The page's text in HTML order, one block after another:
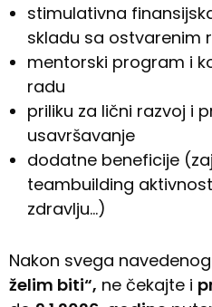
stimulativna
skladu sa ostvarenim
mentorski program i
radu
priliku za lični razvoj i
usavršavanje
dodatne beneficije
teambuilding
zdravlju…)
Nakon svega
želim biti“, ne čekajte i